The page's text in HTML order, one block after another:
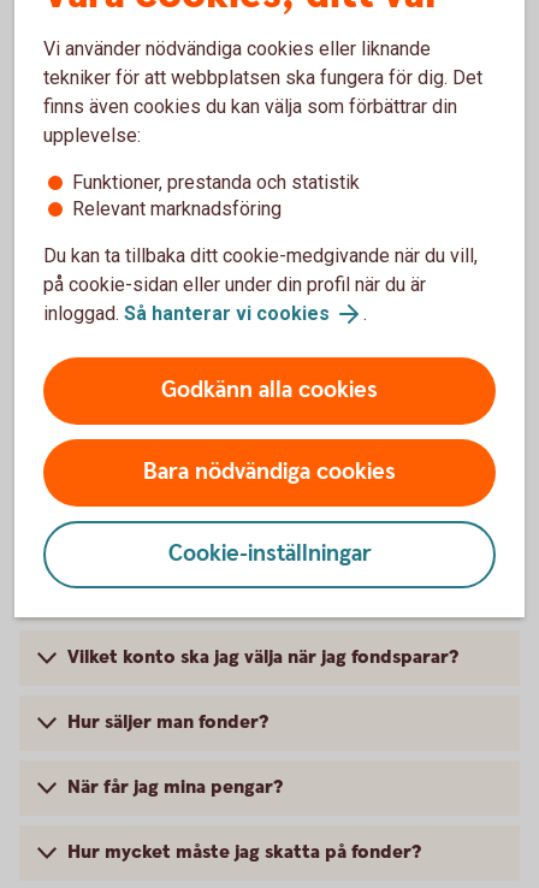
med att en fond placerar i många olika aktier så sprids
risken.
Det är enkelt
stora summor – minsta belopp är 100 kronor.
Logga in och börja månadsspara
månadsspara i fonder
Hur öppnar jag ett månadssparande?
Vilka fonder ska jag välja?
Hur ska jag tänka kring risk när jag väljer fonder?
Vilket konto ska jag välja när jag fondsparar?
Hur säljer man fonder?
När får jag mina pengar?
Hur mycket måste jag skatta på fonder?
Vi använder nödvändiga cookies eller liknande
tekniker för att webbplatsen ska fungera för dig. Det
finns även cookies du kan välja som förbättrar din
upplevelse:
Funktioner, prestanda och statistik
Relevant marknadsföring
Du kan ta tillbaka ditt cookie-medgivande när du vill,
på cookie-sidan eller under din profil när du är
inloggad. Så hanterar vi cookies .
Godkänn alla cookies
Bara nödvändiga cookies
Cookie-inställningar